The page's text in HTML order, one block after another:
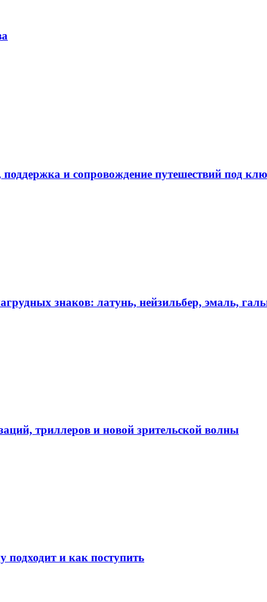
и сопровождение путешествий под
знаков: латунь, нейзильбер, эмаль,
триллеров и новой зрительской волны
подходит и как поступить